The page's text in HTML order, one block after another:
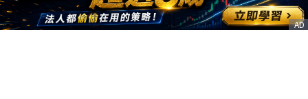
AD